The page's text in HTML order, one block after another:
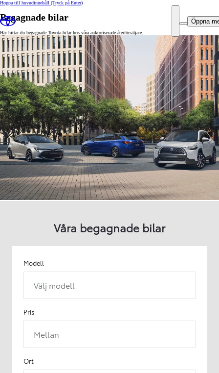
Hoppa till huvudinnehåll (Tryck på Enter)
Öppna
Begagnade bilar
Här hittar du begagnade Toyota-bilar hos våra auktoriserade återförsäljare.
Våra begagnade bilar
Modell
Välj modell
Pris
Mellan
Ort